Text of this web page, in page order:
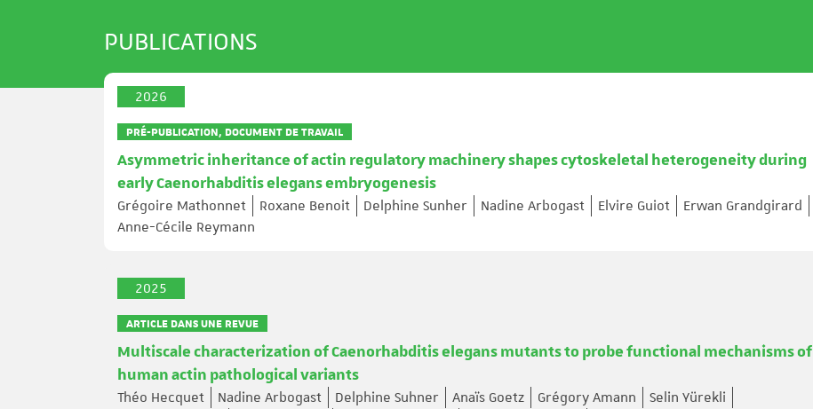
PUBLICATIONS
2026
PRÉ-PUBLICATION, DOCUMENT DE TRAVAIL
Asymmetric inheritance of actin regulatory machinery shapes cytoskeletal heterogeneity during
early Caenorhabditis elegans embryogenesis
Grégoire Mathonnet Roxane Benoit Delphine Sunher Nadine Arbogast Elvire Guiot
Erwan Grandgirard
Anne-Cécile Reymann
2025
ARTICLE DANS UNE REVUE
Multiscale characterization of Caenorhabditis elegans mutants to probe functional mechanisms of
human actin pathological variants
Théo Hecquet Nadine Arbogast Delphine Suhner Anaïs Goetz Grégory Amann
Selin Yürekli